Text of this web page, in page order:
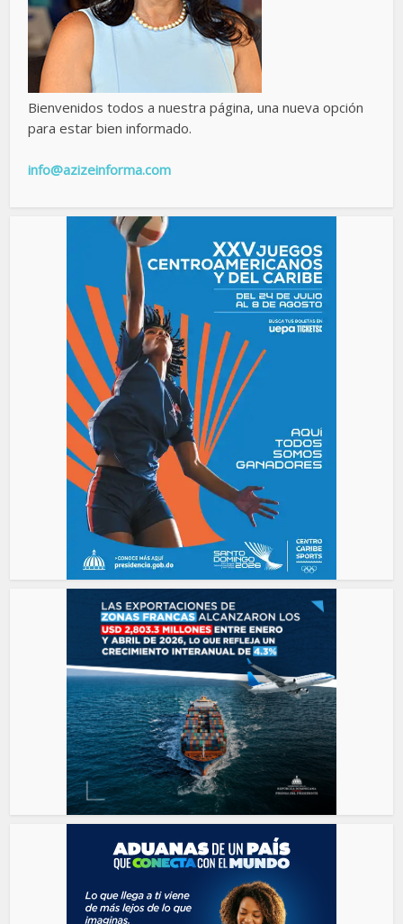
Bienvenidos todos a nuestra página, una nueva opción
para estar bien informado.
info@azizeinforma.com